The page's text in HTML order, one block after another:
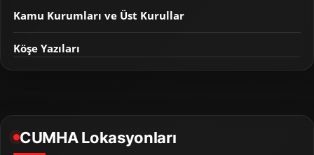
Kamu Kurumları ve Üst Kurullar
Köşe Yazıları
CUMHA Lokasyonları